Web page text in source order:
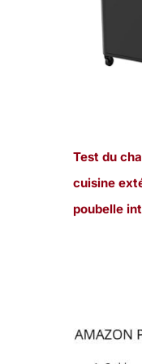
Test du
cuisine
poubelle